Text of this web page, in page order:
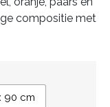
compositie met
90 cm